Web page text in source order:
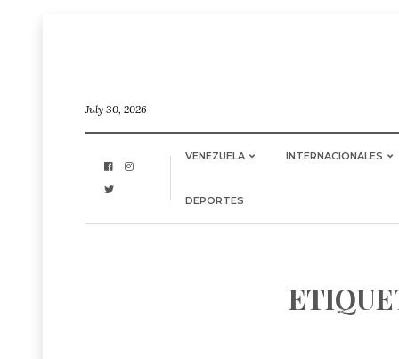
July 30, 2026
VENEZUELA INTERNACIONALES
DEPORTES